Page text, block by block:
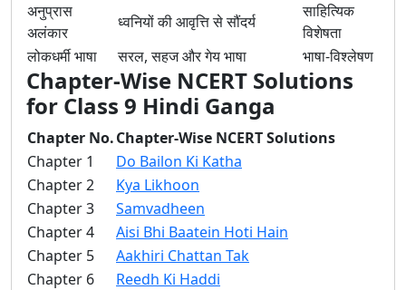
अनुप्रास
अलंकार
ध्वनियों की आवृत्ति से सौंदर्य
साहित्यिक
विशेषता
लोकधर्मी भाषा
सरल, सहज और गेय भाषा भाषा-विश्लेषण
Chapter-Wise NCERT Solutions
for Class 9 Hindi Ganga
Chapter No.Chapter-Wise NCERT Solutions
Chapter 1
Do Bailon Ki Katha
Chapter 2
Kya Likhoon
Chapter 3
Samvadheen
Chapter 4
Aisi Bhi Baatein Hoti Hain
Chapter 5
Aakhiri Chattan Tak
Chapter 6
Reedh Ki Haddi